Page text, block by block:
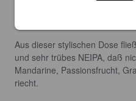
Aus dieser stylischen Dose
und sehr trübes NEIPA, daß
Mandarine, Passionsfrucht,
riecht.